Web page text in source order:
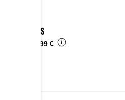
2025 DS
6.599 € i